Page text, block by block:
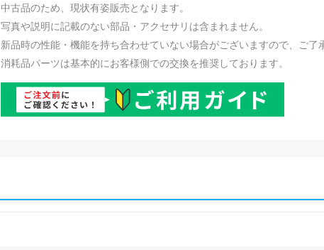
中古品のため、現状有姿販売となります。
写真や説明に記載のない部品・アクセサリは含まれません。
新品時の性能・機能を持ち合わせていない場合がございますので、ご了
消耗品パーツは基本的にお客様側での交換を推奨しております。